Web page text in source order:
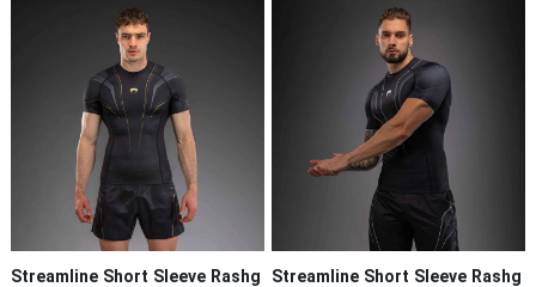
Streamline Short Sleeve Rashg
Streamline Short Sleeve Rashg